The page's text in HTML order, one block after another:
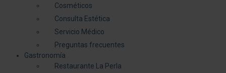
Cosméticos
Consulta Estética
Servicio Médico
Preguntas frecuentes
Gastronomía
Restaurante La Perla